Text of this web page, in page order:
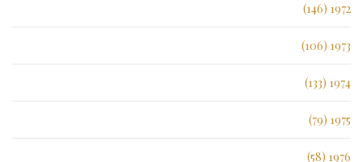
1972 (146)
1973 (106)
1974 (133)
1975 (79)
1976 (58)